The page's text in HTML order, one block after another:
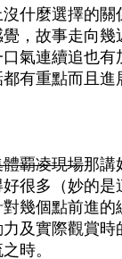
什麼選擇的
，故事走向
氣連續追也
有重點而且
覇凌現場那講
很多（妙的是
幾個點前進
及實際觀賞
時。